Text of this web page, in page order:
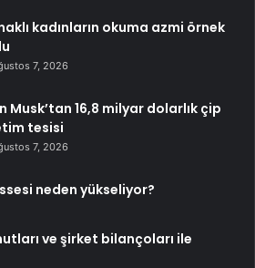
kadınların okuma azmi örnek
7, 2026
Musk’tan 16,8 milyar dolarlık çip
tesisi
7, 2026
neden yükseliyor?
ve şirket bilançoları ile